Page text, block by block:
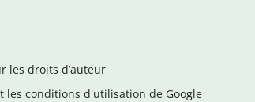
les droits d’auteur
les conditions d'utilisation de Google